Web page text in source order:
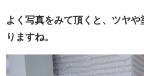
よく写真をみて頂くと、ツヤ
りますね。